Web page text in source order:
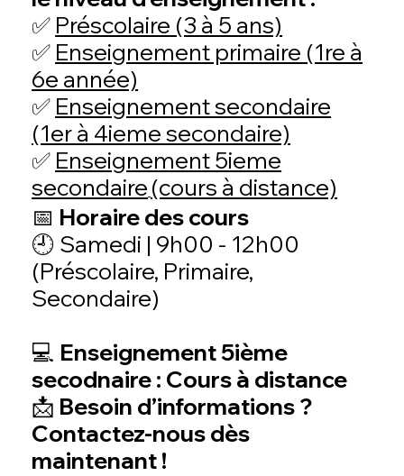
✅ Préscolaire (3 à 5 ans)
✅ Enseignement primaire (1re à
6e année)
✅ Enseignement secondaire
(1er à 4ieme secondaire)
✅ Enseignement 5ieme
secondaire(cours à distance)
📅 Horaire des cours
🕘 Samedi | 9h00 - 12h00
(Préscolaire, Primaire,
Secondaire)
💻 Enseignement 5ième
secodnaire : Cours à distance
📩 Besoin d’informations ?
Contactez-nous dès
maintenant !